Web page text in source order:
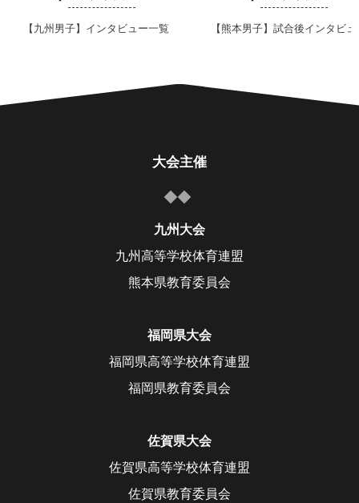
【九州男子】インタビュー一覧 【熊本男子】試合後インタビュ
大会主催
九州大会
九州高等学校体育連盟
熊本県教育委員会
福岡県大会
福岡県高等学校体育連盟
福岡県教育委員会
佐賀県大会
佐賀県高等学校体育連盟
佐賀県教育委員会